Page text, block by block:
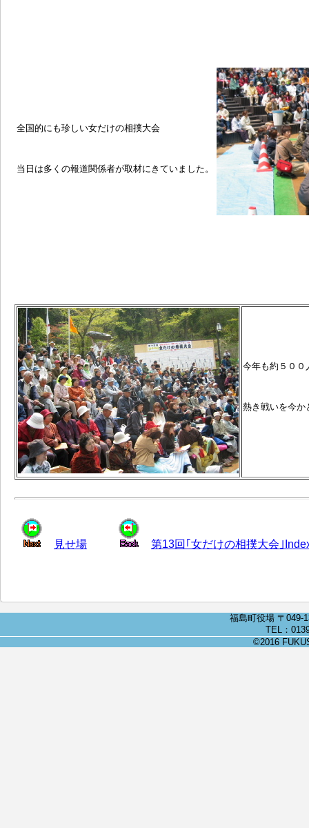
全国的にも珍しい女だけの相撲大会
当日は多くの報道関係者が取材にきていました。
今年も約５００
熱き戦いを今か
見せ場 第13回｢女だけの相撲大会｣
福島町役場 〒049-
TEL：
©2016